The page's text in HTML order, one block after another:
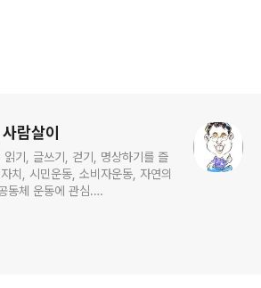
람살이
기, 글쓰기, 걷기, 명상하기를 즐
치, 시민운동, 소비자운동, 자연의
동체 운동에 관심.
ymcaman